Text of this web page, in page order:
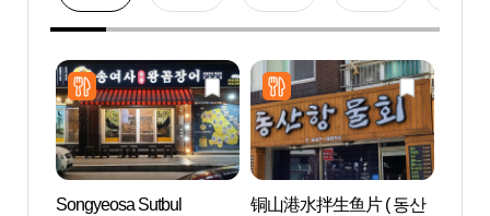
Songyeosa Sutbul
铜山港水拌生鱼片 ( 동산